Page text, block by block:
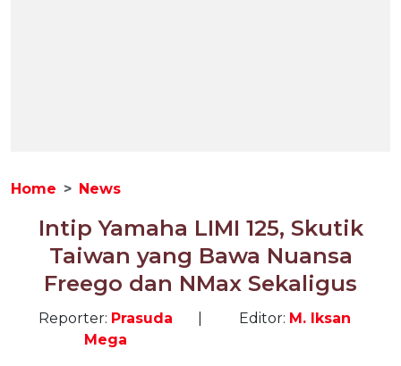
Home News
Intip Yamaha LIMI 125, Skutik
Taiwan yang Bawa Nuansa
Freego dan NMax Sekaligus
Reporter: Prasuda
Mega
Editor: M. Iksan